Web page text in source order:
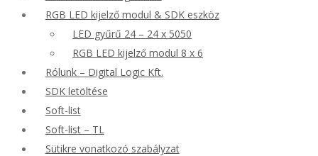
RGB LED kijelző modul & SDK eszköz
LED gyűrű 24 – 24 x 5050
RGB LED kijelző modul 8 x 6
Rólunk – Digital Logic Kft.
SDK letöltése
Soft-list
Soft-list – TL
Sütikre vonatkozó szabályzat